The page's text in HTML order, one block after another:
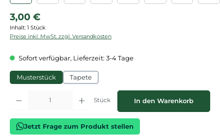
Regulärer Preis:
3,00 €
Inhalt: 1 Stück
Preise inkl. MwSt. zzgl. Versandkosten
Sofort verfügbar, Lieferzeit: 3-4 Tage
Musterstück Tapete
Produkt Anzahl: Gib den gewünschten Wert ein oder benutze die
Stück In den Warenkorb
Jetzt Frage zum Produkt stellen